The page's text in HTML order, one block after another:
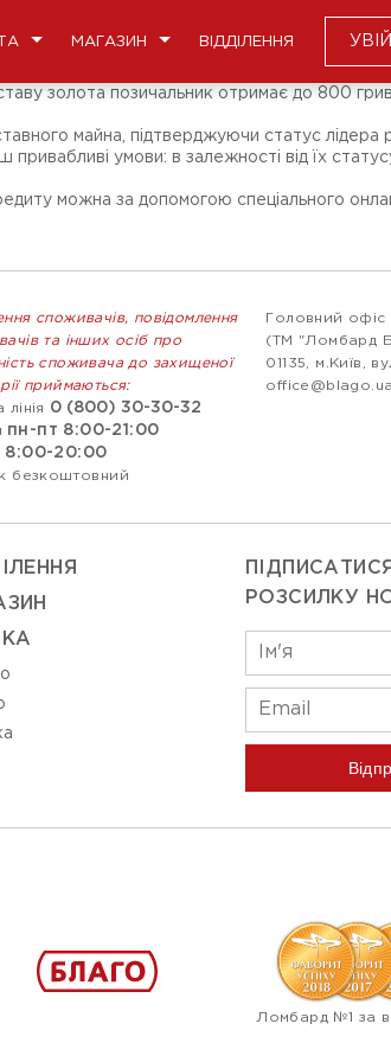
МАГАЗИН ВІДДІЛЕННЯ
золота позичальник отримає до 800
майна, підтверджуючи статус лідера
умови: в залежності від їх
можна за допомогою спеціального
споживачів, повідомлення
та інших осіб про
споживача до захищеної
приймаються:
лінія
0 (800) 30-30-32
пн-пт 8:00-21:00
8:00-20:00
безкоштовний
Головний
(ТМ "Ломбард
01135, м.Київ,
office@blago.ua
РОЗСИЛКУ
Ломбард №1 за